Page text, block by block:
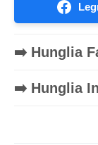
➡️ Hunglia
➡️ Hunglia